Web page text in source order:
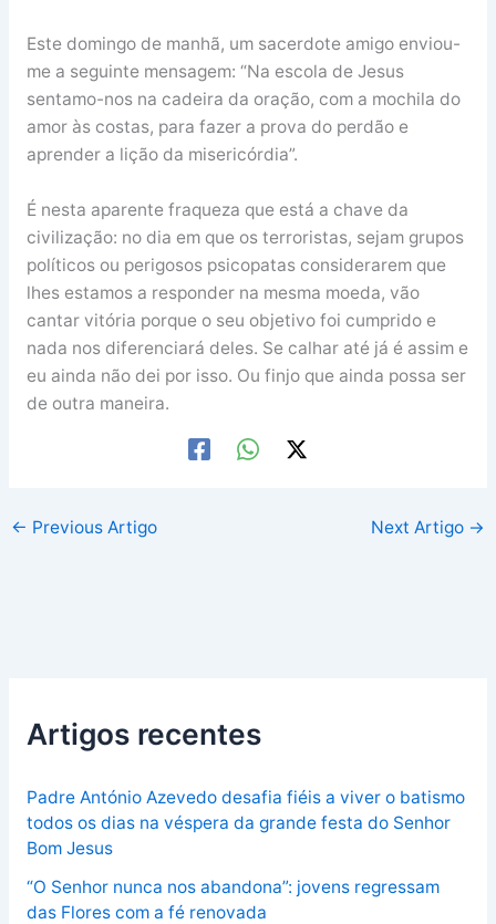
Este domingo de manhã, um sacerdote amigo enviou-
me a seguinte mensagem: “Na escola de Jesus
sentamo-nos na cadeira da oração, com a mochila do
amor às costas, para fazer a prova do perdão e
aprender a lição da misericórdia”.
É nesta aparente fraqueza que está a chave da
civilização: no dia em que os terroristas, sejam grupos
políticos ou perigosos psicopatas considerarem que
lhes estamos a responder na mesma moeda, vão
cantar vitória porque o seu objetivo foi cumprido e
nada nos diferenciará deles. Se calhar até já é assim e
eu ainda não dei por isso. Ou finjo que ainda possa ser
de outra maneira.
← Previous Artigo Next Artigo →
Artigos recentes
Padre António Azevedo desafia fiéis a viver o batismo
todos os dias na véspera da grande festa do Senhor
Bom Jesus
“O Senhor nunca nos abandona”: jovens regressam
das Flores com a fé renovada